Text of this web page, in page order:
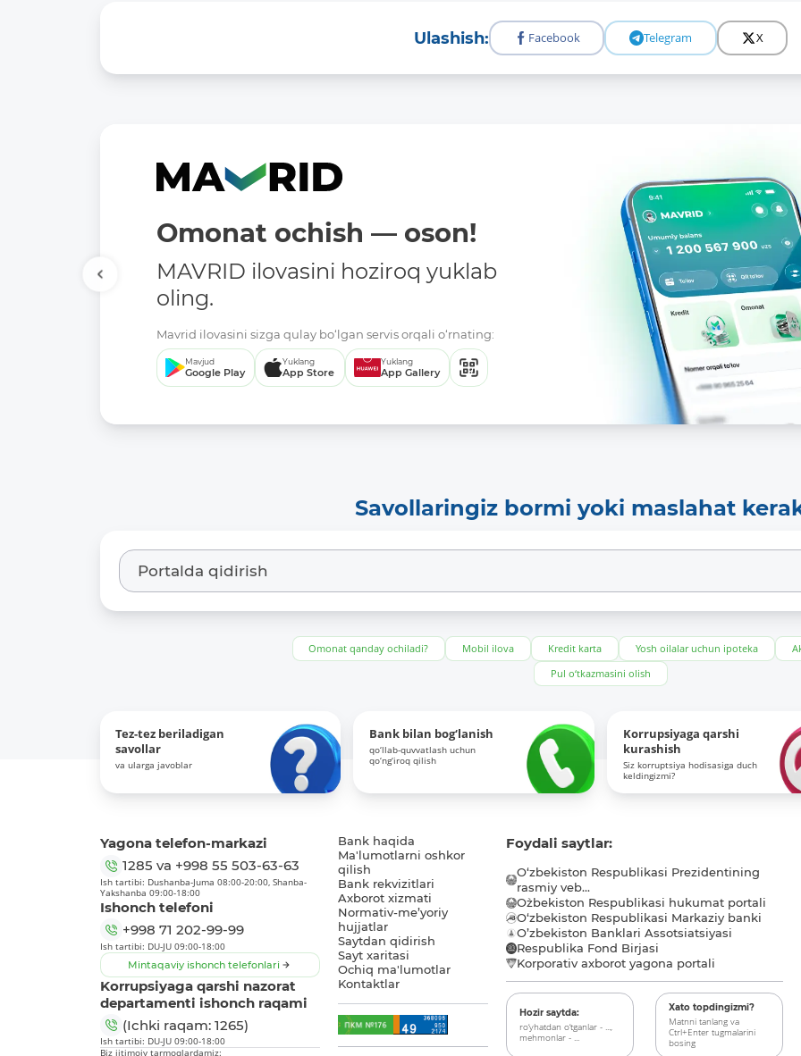
Ulashish: Facebook Telegram X
Omonat ochish — oson!
MAVRID ilovasini hoziroq yuklab
oling.
Mavrid ilovasini sizga qulay bo‘lgan servis orqali o‘rnating:
Mavjud
Google Play
Yuklang
App Store
Yuklang
App Gallery
Savollaringiz bormi yoki maslahat
Omonat qanday ochiladi? Mobil ilova Kredit karta Yosh oilalar uchun ipoteka
Pul o‘tkazmasini olish
Tez-tez beriladigan
savollar
va ularga javoblar
Bank bilan bog‘lanish
qo‘llab-quvvatlash uchun
qo‘ng‘iroq qilish
Korrupsiyaga qarshi
kurashish
Siz korruptsiya hodisasiga duch
keldingizmi?
Yagona telefon-markazi
1285 va +998 55 503-63-63
Ish tartibi: Dushanba-Juma 08:00-20:00, Shanba-
Yakshanba 09:00-18:00
Ishonch telefoni
+998 71 202-99-99
Ish tartibi: DU-JU 09:00-18:00
Mintaqaviy ishonch telefonlari
Korrupsiyaga qarshi nazorat
departamenti ishonch raqami
(Ichki raqam: 1265)
Ish tartibi: DU-JU 09:00-18:00
Biz ijtimoiy tarmoqlardamiz:
Bank haqida
Ma'lumotlarni oshkor
qilish
Bank rekvizitlari
Axborot xizmati
Normativ-me’yoriy
hujjatlar
Saytdan qidirish
Sayt xaritasi
Ochiq ma'lumotlar
Kontaktlar
Foydali saytlar:
O‘zbekiston Respublikasi Prezidentining
rasmiy veb...
O`zbekiston Respublikasi hukumat portali
O‘zbekiston Respublikasi Markaziy banki
O’zbekiston Banklari Assotsiatsiyasi
Respublika Fond Birjasi
Korporativ axborot yagona portali
Hozir saytda:
ro‘yhatdan o‘tganlar - ...,
mehmonlar - ...
Xato topdingizmi?
Matnni tanlang va
Ctrl+Enter tugmalarini
bosing